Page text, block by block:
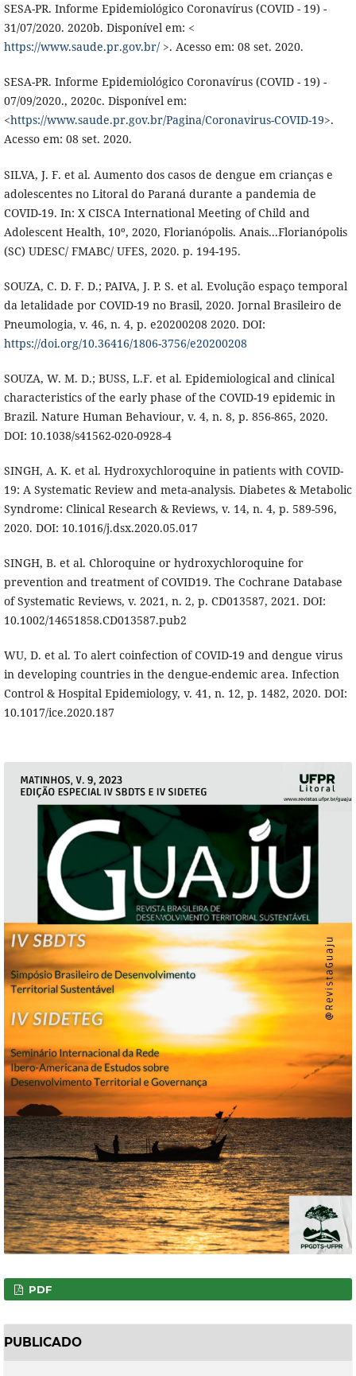
SESA-PR. Informe Epidemiológico Coronavírus (COVID - 19) -
31/07/2020. 2020b. Disponível em: <
https://www.saude.pr.gov.br/>. Acesso em: 08 set. 2020.
SESA-PR. Informe Epidemiológico Coronavírus (COVID - 19) -
07/09/2020., 2020c. Disponível em:
<https://www.saude.pr.gov.br/Pagina/Coronavirus-COVID-19>.
Acesso em: 08 set. 2020.
SILVA, J. F. et al. Aumento dos casos de dengue em crianças e
adolescentes no Litoral do Paraná durante a pandemia de
COVID-19. In: X CISCA International Meeting of Child and
Adolescent Health, 10º, 2020, Florianópolis. Anais...Florianópolis
(SC) UDESC/ FMABC/ UFES, 2020. p. 194-195.
SOUZA, C. D. F. D.; PAIVA, J. P. S. et al. Evolução espaço temporal
da letalidade por COVID-19 no Brasil, 2020. Jornal Brasileiro de
Pneumologia, v. 46, n. 4, p. e20200208 2020. DOI:
https://doi.org/10.36416/1806-3756/e20200208
SOUZA, W. M. D.; BUSS, L.F. et al. Epidemiological and clinical
characteristics of the early phase of the COVID-19 epidemic in
Brazil. Nature Human Behaviour, v. 4, n. 8, p. 856-865, 2020.
DOI: 10.1038/s41562-020-0928-4
SINGH, A. K. et al. Hydroxychloroquine in patients with COVID-
19: A Systematic Review and meta-analysis. Diabetes & Metabolic
Syndrome: Clinical Research & Reviews, v. 14, n. 4, p. 589-596,
2020. DOI: 10.1016/j.dsx.2020.05.017
SINGH, B. et al. Chloroquine or hydroxychloroquine for
prevention and treatment of COVID19. The Cochrane Database
of Systematic Reviews, v. 2021, n. 2, p. CD013587, 2021. DOI:
10.1002/14651858.CD013587.pub2
WU, D. et al. To alert coinfection of COVID-19 and dengue virus
in developing countries in the dengue-endemic area. Infection
Control & Hospital Epidemiology, v. 41, n. 12, p. 1482, 2020. DOI:
10.1017/ice.2020.187
PDF
PUBLICADO